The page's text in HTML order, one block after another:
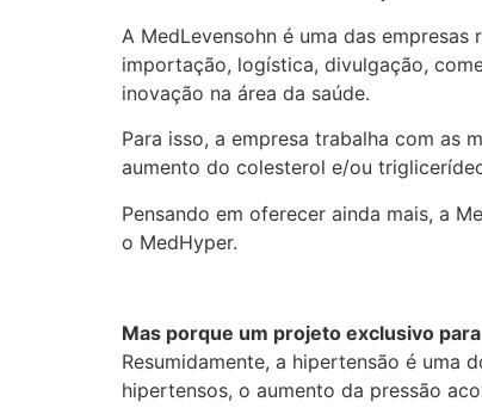
A MedLevensohn é uma das
importação, logística, divulgação,
inovação na área da saúde.
Para isso, a empresa trabalha com as
aumento do colesterol e/ou
Pensando em oferecer ainda mais, a
o MedHyper.
Mas porque um projeto exclusivo
Resumidamente, a hipertensão é uma
hipertensos, o aumento da pressão